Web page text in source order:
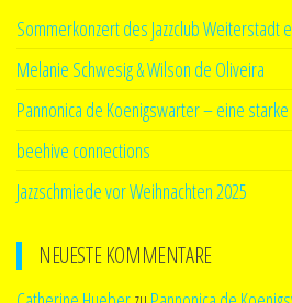
Sommerkonzert des Jazzclub Weiterstadt
Melanie Schwesig & Wilson de Oliveira
Pannonica de Koenigswarter – eine starke
beehive connections
Jazzschmiede vor Weihnachten 2025
NEUESTE KOMMENTARE